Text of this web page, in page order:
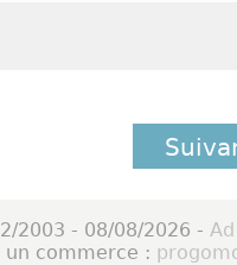
2003 - 08/08/2026 -
commerce :